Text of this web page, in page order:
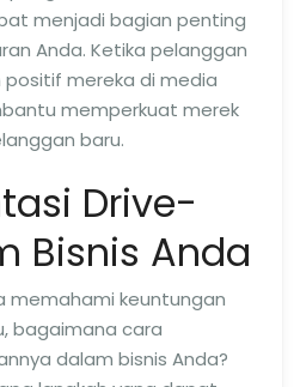
menjadi bagian penting
Anda. Ketika pelanggan
mereka di media
memperkuat merek
baru.
Drive-
Bisnis Anda
memahami keuntungan
bagaimana cara
dalam bisnis Anda?